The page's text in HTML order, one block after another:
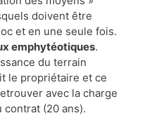
doivent être
et en une seule fois.
emphytéotiques.
du terrain
le propriétaire et ce
avec la charge
contrat (20 ans).